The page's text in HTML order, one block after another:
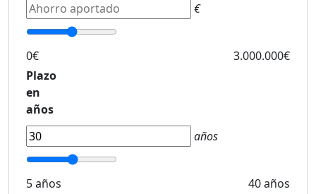
€
0€
3.000.000€
Plazo
en
años
años
5 años
40 años